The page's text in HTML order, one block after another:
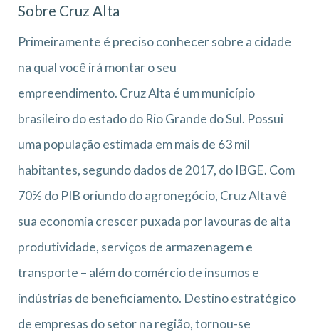
Sobre Cruz Alta
Primeiramente é preciso conhecer sobre a cidade
na qual você irá montar o seu
empreendimento. Cruz Alta é um município
brasileiro do estado do Rio Grande do Sul. Possui
uma população estimada em mais de 63 mil
habitantes, segundo dados de 2017, do IBGE. Com
70% do PIB oriundo do agronegócio, Cruz Alta vê
sua economia crescer puxada por lavouras de alta
produtividade, serviços de armazenagem e
transporte – além do comércio de insumos e
indústrias de beneficiamento. Destino estratégico
de empresas do setor na região, tornou-se